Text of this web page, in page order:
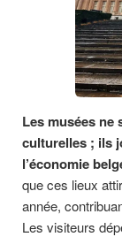
Les musées
culturelles ; ils
l’économie
que ces lieux
année,
Les visiteurs